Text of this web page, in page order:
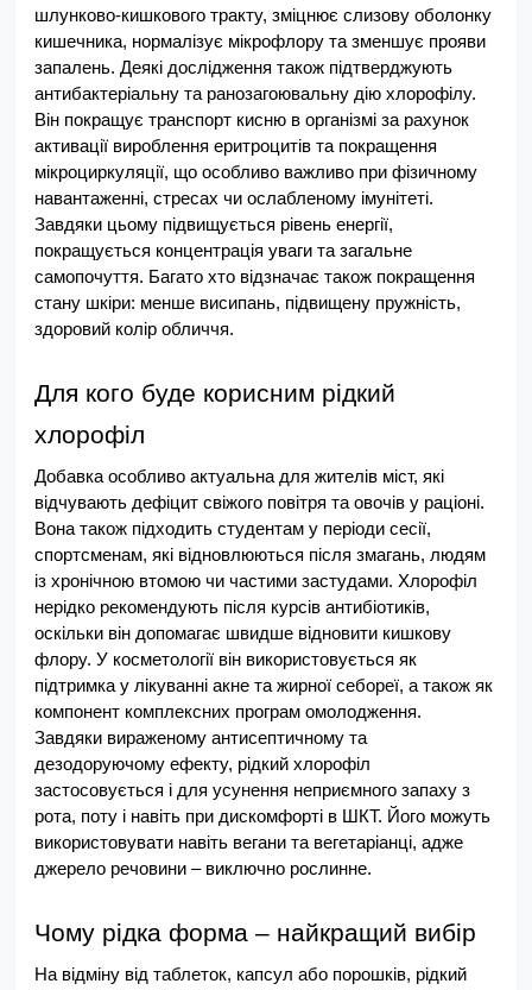
шлунково-кишкового тракту, зміцнює слизову оболонку
кишечника, нормалізує мікрофлору та зменшує прояви
запалень. Деякі дослідження також підтверджують
антибактеріальну та ранозагоювальну дію хлорофілу.
Він покращує транспорт кисню в організмі за рахунок
активації вироблення еритроцитів та покращення
мікроциркуляції, що особливо важливо при фізичному
навантаженні, стресах чи ослабленому імунітеті.
Завдяки цьому підвищується рівень енергії,
покращується концентрація уваги та загальне
самопочуття. Багато хто відзначає також покращення
стану шкіри: менше висипань, підвищену пружність,
здоровий колір обличчя.
Для кого буде корисним рідкий
хлорофіл
Добавка особливо актуальна для жителів міст, які
відчувають дефіцит свіжого повітря та овочів у раціоні.
Вона також підходить студентам у періоди сесії,
спортсменам, які відновлюються після змагань, людям
із хронічною втомою чи частими застудами. Хлорофіл
нерідко рекомендують після курсів антибіотиків,
оскільки він допомагає швидше відновити кишкову
флору. У косметології він використовується як
підтримка у лікуванні акне та жирної себореї, а також як
компонент комплексних програм омолодження.
Завдяки вираженому антисептичному та
дезодоруючому ефекту, рідкий хлорофіл
застосовується і для усунення неприємного запаху з
рота, поту і навіть при дискомфорті в ШКТ. Його можуть
використовувати навіть вегани та вегетаріанці, адже
джерело речовини – виключно рослинне.
Чому рідка форма – найкращий вибір
На відміну від таблеток, капсул або порошків, рідкий